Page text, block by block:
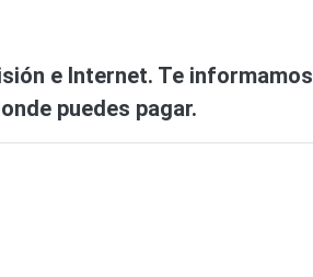
e Internet. Te informamos
puedes pagar.